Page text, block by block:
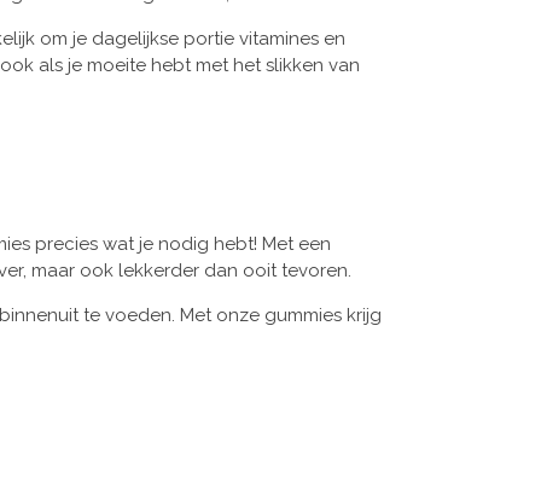
om je dagelijkse portie vitamines en
als je moeite hebt met het slikken van
precies wat je nodig hebt! Met een
maar ook lekkerder dan ooit tevoren.
te voeden. Met onze gummies krijg